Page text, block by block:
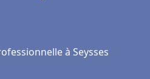
à Seysses